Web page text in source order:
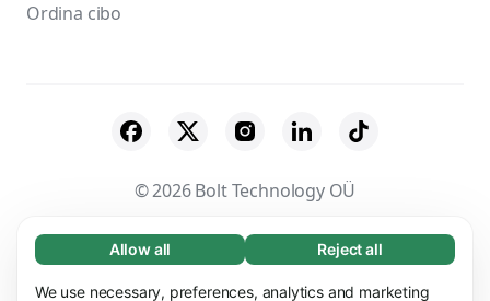
Necessary (65)
Necessary cookies help make our website
Learn more
Allow all Reject all
We use necessary, preferences, analytics and marketing
Ordina cibo
© 2026 Bolt Technology OÜ
Fornitori Termini e condizioni
Privacy
Cookies
Sicurezza